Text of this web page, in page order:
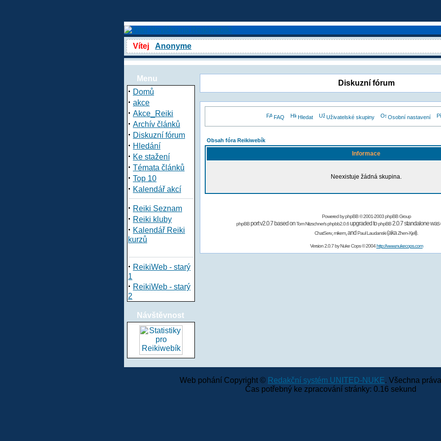
Vítej Anonyme
Menu
· Domů
· akce
· Akce_Reiki
· Archív článků
· Diskuzní fórum
· Hledání
· Ke stažení
· Témata článků
· Top 10
· Kalendář akcí
· Reiki Seznam
· Reiki kluby
· Kalendář Reiki
kurzů
· ReikiWeb - starý
1
· ReikiWeb - starý
2
Návštěvnost
Diskuzní fórum
FAQ Hledat Uživatelské skupiny Osobní nastavení
Obsah fóra Reikiwebík
Informace
Neexistuje žádná skupina.
Powered byphpBB© 2001-2003 phpBB Group
phpBBport v2.0.7 based onTom Nitzschner'sphpbb2.0.6upgraded tophpBB2.0.7 standalone
ChatServ,mikem,and Paul Laudanski(akaZhen-Xjell).
Version 2.0.7 byNuke Cops© 2004http://www.nukecops.com
Web pohání Copyright © Redakční systém UNITED-NUKE. Všechna
Čas potřebný ke zpracování stránky: 0.16 sekund